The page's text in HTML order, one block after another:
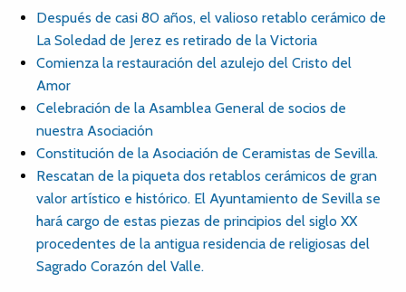
Después de casi 80 años, el valioso retablo cerámico de
La Soledad de Jerez es retirado de la Victoria
Comienza la restauración del azulejo del Cristo del
Amor
Celebración de la Asamblea General de socios de
nuestra Asociación
Constitución de la Asociación de Ceramistas de Sevilla.
Rescatan de la piqueta dos retablos cerámicos de gran
valor artístico e histórico. El Ayuntamiento de Sevilla se
hará cargo de estas piezas de principios del siglo XX
procedentes de la antigua residencia de religiosas del
Sagrado Corazón del Valle.